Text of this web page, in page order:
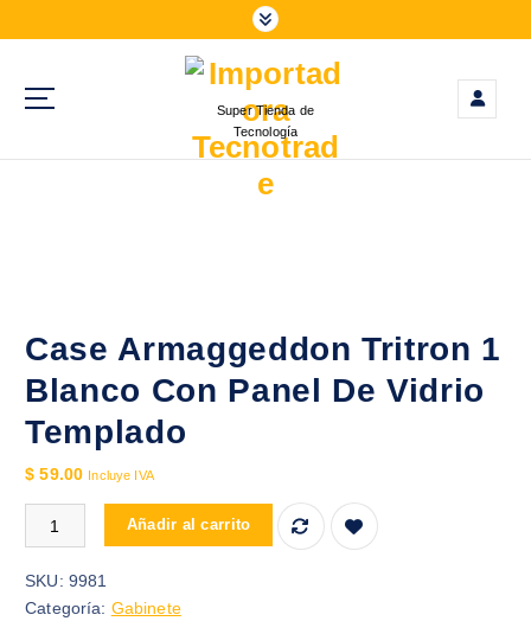
a
Super Tienda de
Tecnología
Case Armaggeddon Tritron 1
Blanco Con Panel De Vidrio
Templado
$ 59.00 Incluye IVA
Case Armaggeddon Tritron 1 Blanco Con Panel De Vidrio
Añadir al carrito
SKU: 9981
Categoría: Gabinete